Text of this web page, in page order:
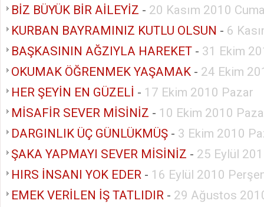
BİZ BÜYÜK BİR AİLEYİZ - 20 Kasım 2010
KURBAN BAYRAMINIZ KUTLU OLSUN - 6
BAŞKASININ AĞZIYLA HAREKET - 31 Ekim
OKUMAK ÖĞRENMEK YAŞAMAK - 24 Ekim
HER ŞEYİN EN GÜZELİ - 17 Ekim 2010 Pazar
MİSAFİR SEVER MİSİNİZ - 10 Ekim 2010
DARGINLIK ÜÇ GÜNLÜKMÜŞ - 3 Ekim 2010
ŞAKA YAPMAYI SEVER MİSİNİZ - 25 Eylül
HIRS İNSANI YOK EDER - 16 Eylül 2010
EMEK VERİLEN İŞ TATLIDIR - 29 Ağustos